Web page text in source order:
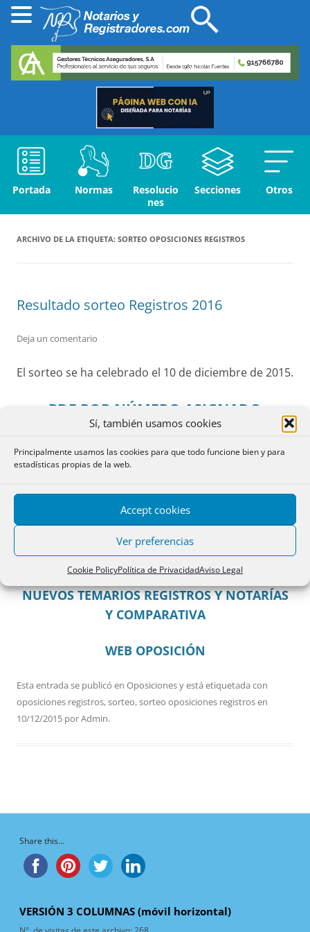
Sí, también usamos cookies
Principalmente usamos las cookies para que todo funcione bien y para
estadísticas propias de la web.
Accept cookies
Ver preferencias
Cookie PolicyPolítica de PrivacidadAviso Legal
Portada Normas
Resolucio
nes
Secciones Otros
ARCHIVO DE LA ETIQUETA: SORTEO OPOSICIONES REGISTROS
Resultado sorteo Registros 2016
Deja un comentario
El sorteo se ha celebrado el 10 de diciembre de 2015.
PDF POR NÚMERO ASIGNADO
PDF POR ORDEN ALFABÉTICO
SECCIÓN OPOSITORES
CONVOCATORIA OPOSICIÓN
NUEVOS TEMARIOS REGISTROS Y NOTARÍAS
Y COMPARATIVA
WEB OPOSICIÓN
Esta entrada se publicó en Oposicionesy está etiquetada con
oposiciones registros,sorteo,sorteo oposiciones registrosen
10/12/2015 porAdmin.
Share this...
VERSIÓN 3 COLUMNAS (móvil horizontal)